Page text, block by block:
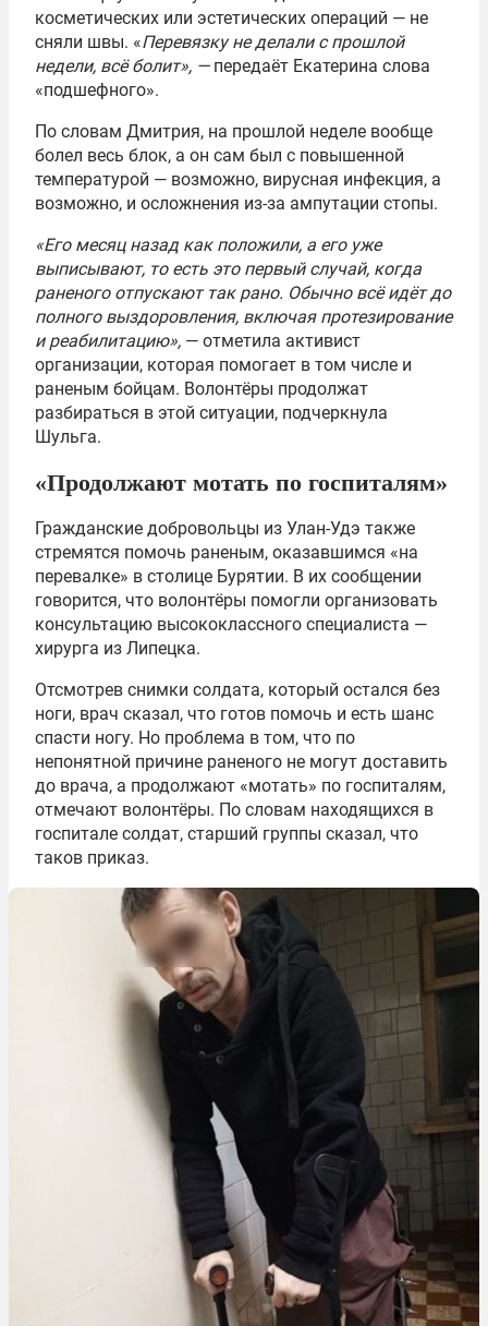
косметических или эстетических операций — не
сняли швы. «Перевязку не делали с прошлой
недели, всё болит», — передаёт Екатерина слова
«подшефного».
По словам Дмитрия, на прошлой неделе вообще
болел весь блок, а он сам был с повышенной
температурой — возможно, вирусная инфекция, а
возможно, и осложнения из-за ампутации стопы.
«Его месяц назад как положили, а его уже
выписывают, то есть это первый случай, когда
раненого отпускают так рано. Обычно всё идёт до
полного выздоровления, включая протезирование
и реабилитацию», — отметила активист
организации, которая помогает в том числе и
раненым бойцам. Волонтёры продолжат
разбираться в этой ситуации, подчеркнула
Шульга.
«Продолжают мотать по госпиталям»
Гражданские добровольцы из Улан-Удэ также
стремятся помочь раненым, оказавшимся «на
перевалке» в столице Бурятии. В их сообщении
говорится, что волонтёры помогли организовать
консультацию высококлассного специалиста —
хирурга из Липецка.
Отсмотрев снимки солдата, который остался без
ноги, врач сказал, что готов помочь и есть шанс
спасти ногу. Но проблема в том, что по
непонятной причине раненого не могут доставить
до врача, а продолжают «мотать» по госпиталям,
отмечают волонтёры. По словам находящихся в
госпитале солдат, старший группы сказал, что
таков приказ.